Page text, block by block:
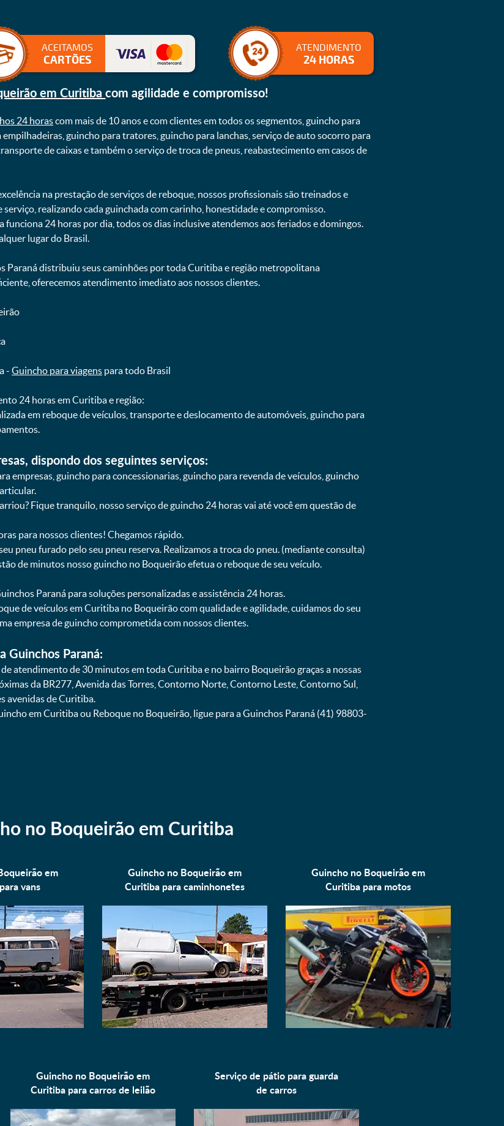
ACEITAMOS
CARTÕES
ATENDIMENTO
24 HORAS
em Curitibacom agilidade e compromisso!
24 horascom mais de 10 anos e com clientes em todos os segmentos, guincho para
guincho para tratores, guincho para lanchas, serviço de auto socorro para
de caixas e também o serviço de troca de pneus, reabastecimento em casos de
na prestação de serviços de reboque, nossos profissionais são treinados e
realizando cada guinchada com carinho, honestidade e compromisso.
funciona 24 horas por dia, todos os dias inclusive atendemos aos feriados e domingos.
lugar do Brasil.
Paraná distribuiu seus caminhões por toda Curitiba e região metropolitana
oferecemos atendimento imediato aos nossos clientes.
-Guincho para viagens para todo Brasil
24 horas em Curitiba e região:
em reboque de veículos, transporte e deslocamento de automóveis, guincho para
dispondo dos seguintes serviços:
empresas, guincho para concessionarias, guincho para revenda de veículos, guincho
Fique tranquilo, nosso serviço de guincho 24 horas vai até você em questão de
para nossos clientes! Chegamos rápido.
pneu furado pelo seu pneu reserva. Realizamos a troca do pneu. (mediante consulta)
de minutos nosso guincho no Boqueirão efetua o reboque de seu veículo.
Paraná para soluções personalizadas e assistência 24 horas.
de veículos em Curitiba no Boqueirão com qualidade e agilidade, cuidamos do seu
empresa de guincho comprometida com nossos clientes.
Guinchos Paraná:
atendimento de 30 minutos em toda Curitiba e no bairro Boqueirão graças a nossas
da BR277, Avenida das Torres, Contorno Norte, Contorno Leste, Contorno Sul,
avenidas de Curitiba.
em Curitiba ou Reboque no Boqueirão, ligue para a Guinchos Paraná (41) 98803-
no Boqueirão em Curitiba
em
vans
Guincho no Boqueirão em
Curitiba paracaminhonetes
Guincho no Boqueirão em
Curitiba para motos
Guincho no Boqueirão em
Curitiba paracarros de leilão
Serviço de pátio paraguarda
de carros